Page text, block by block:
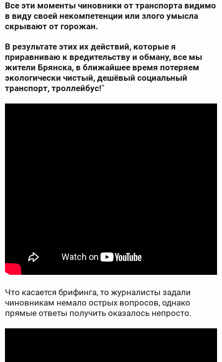
Все эти моменты чиновники от транспорта видимо
в виду своей некомпетенции или злого умысла
скрывают от горожан.
В результате этих их действий, которые я
приравниваю к вредительству и обману, все мы
жители Брянска, в ближайшее время потеряем
экологически чистый, дешёвый социальный
транспорт, троллейбус!"
Что касается брифинга, то журналисты задали
чиновникам немало острых вопросов, однако
прямые ответы получить оказалось непросто.